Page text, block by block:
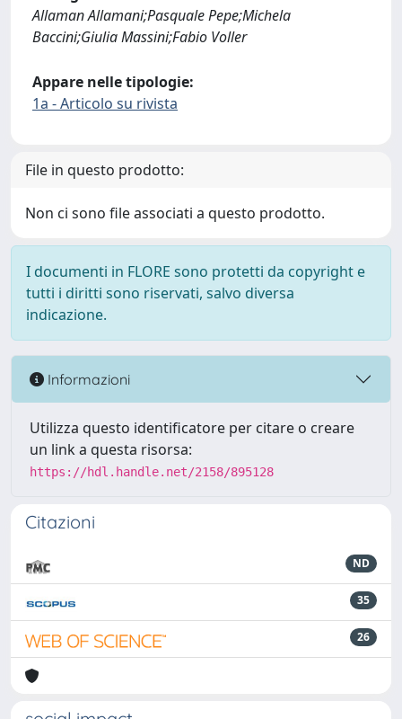
Allaman Allamani;Pasquale Pepe;Michela
Baccini;Giulia Massini;Fabio Voller
Appare nelle tipologie:
1a - Articolo su rivista
File in questo prodotto:
Non ci sono file associati a questo prodotto.
I documenti in FLORE sono protetti da copyright e
tutti i diritti sono riservati, salvo diversa
indicazione.
Informazioni
Utilizza questo identificatore per citare o creare
un link a questa risorsa:
https://hdl.handle.net/2158/895128
Citazioni
ND
35
26